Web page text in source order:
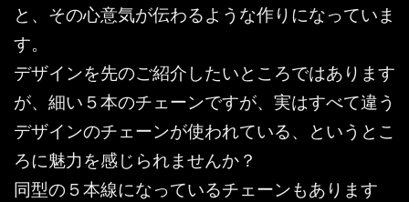
と、その心意気が伝わるような作りになっていま
す。
デザインを先のご紹介したいところではあります
が、細い５本のチェーンですが、実はすべて違う
デザインのチェーンが使われている、というとこ
ろに魅力を感じられませんか？
同型の５本線になっているチェーンもあります